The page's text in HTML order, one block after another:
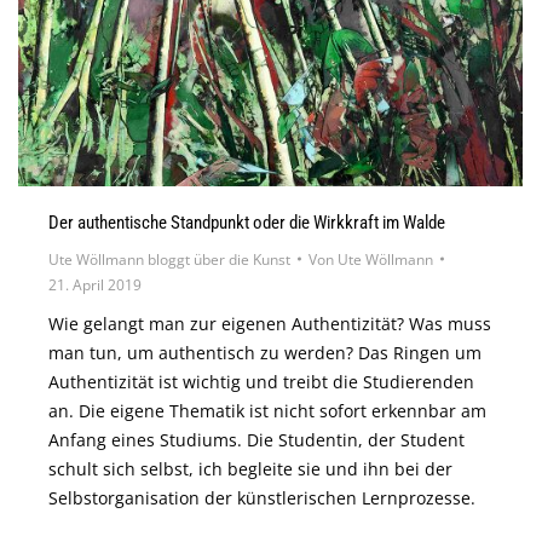
Der authentische Standpunkt oder die Wirkkraft im Walde
Ute Wöllmann bloggt über die Kunst Von Ute Wöllmann
21. April 2019
Wie gelangt man zur eigenen Authentizität? Was muss
man tun, um authentisch zu werden? Das Ringen um
Authentizität ist wichtig und treibt die Studierenden
an. Die eigene Thematik ist nicht sofort erkennbar am
Anfang eines Studiums. Die Studentin, der Student
schult sich selbst, ich begleite sie und ihn bei der
Selbstorganisation der künstlerischen Lernprozesse.